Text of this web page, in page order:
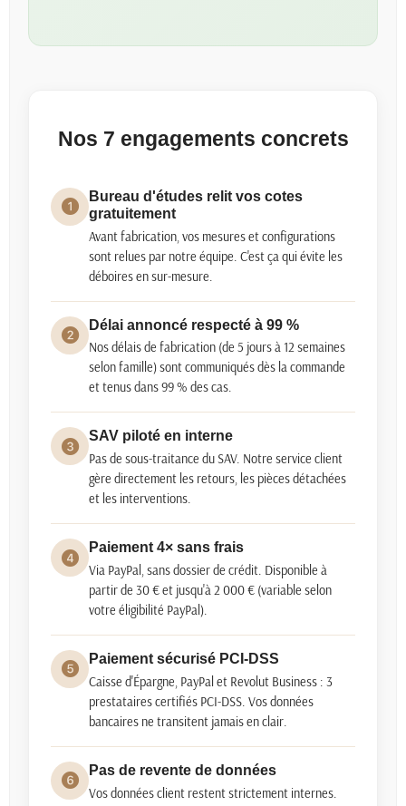
Nos 7 engagements concrets
Bureau d'études relit vos cotes
gratuitement
Avant fabrication, vos mesures et configurations
sont relues par notre équipe. C'est ça qui évite les
déboires en sur-mesure.
Délai annoncé respecté à 99 %
Nos délais de fabrication (de 5 jours à 12 semaines
selon famille) sont communiqués dès la commande
et tenus dans 99 % des cas.
SAV piloté en interne
Pas de sous-traitance du SAV. Notre service client
gère directement les retours, les pièces détachées
et les interventions.
Paiement 4× sans frais
Via PayPal, sans dossier de crédit. Disponible à
partir de 30 € et jusqu'à 2 000 € (variable selon
votre éligibilité PayPal).
Paiement sécurisé PCI-DSS
Caisse d'Épargne, PayPal et Revolut Business : 3
prestataires certifiés PCI-DSS. Vos données
bancaires ne transitent jamais en clair.
Pas de revente de données
Vos données client restent strictement internes.